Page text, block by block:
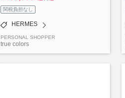
関税負担なし
HERMES
PERSONAL SHOPPER
true colors